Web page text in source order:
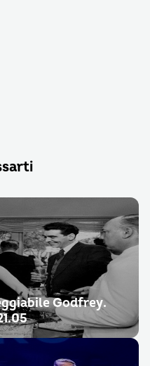
Godfrey.